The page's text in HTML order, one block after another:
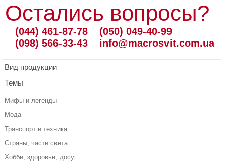
Остались вопросы?
(044) 461-87-78
(098) 566-33-43
(050) 049-40-99
info@macrosvit.com.ua
Вид продукции
Темы
Мифы и легенды
Мода
Транспорт и техника
Страны, части света
Хобби, здоровье, досуг